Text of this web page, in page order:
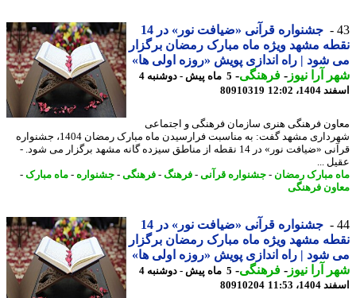
جشنواره قرآنی «ضیافت نور» در 14
مشهد ویژه ماه مبارک رمضان برگزار
شود | راه اندازی پویش «روزه اولی ها»
آرا نیوز-فرهنگی-
5 ماه پیش - دوشنبه 4
12:02
80910319
فرهنگی هنری سازمان فرهنگی و اجتماعی
شهرداری مشهد گفت: به مناسبت فرارسیدن ماه مبارک رمضان 1404، جشنواره
قرآنی «ضیافت نور» در 14 نقطه از مناطق سیزده گانه مشهد برگزار می شود. -
...
مبارک رمضان-جشنواره قرآنی- فرهنگ -فرهنگی-جشنواره- ماه مبارک-
فرهنگی
جشنواره قرآنی «ضیافت نور» در 14
مشهد ویژه ماه مبارک رمضان برگزار
شود | راه اندازی پویش «روزه اولی ها»
آرا نیوز-فرهنگی-
5 ماه پیش - دوشنبه 4
11:53
80910204